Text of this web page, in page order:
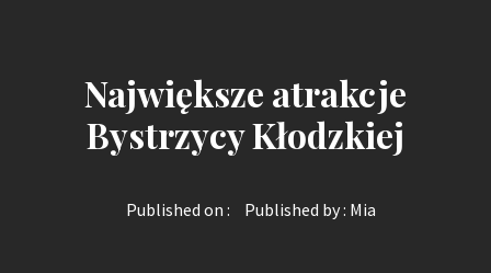
Największe atrakcje
Bystrzycy Kłodzkiej
Published on : Published by : Mia